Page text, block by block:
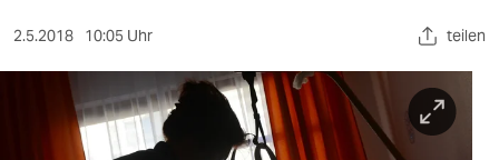
kultur
sport
berlin
2.5.2018 10:05 Uhr teilen